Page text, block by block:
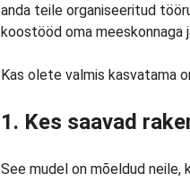
anda teile organiseeritud
koostööd oma meeskonnaga
Kas olete valmis kasvatama
1. Kes saavad
See mudel on mõeldud